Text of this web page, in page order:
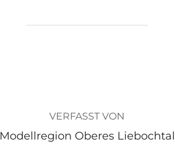
VERFASST VON
Modellregion Oberes Liebochtal